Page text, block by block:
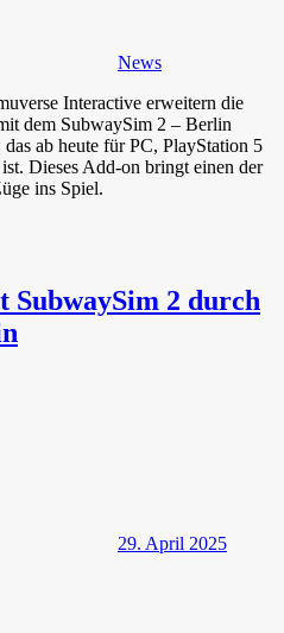
News
Interactive erweitern die
dem SubwaySim 2 – Berlin
ab heute für PC, PlayStation 5
Dieses Add-on bringt einen der
ins Spiel.
SubwaySim 2 durch
29. April 2025